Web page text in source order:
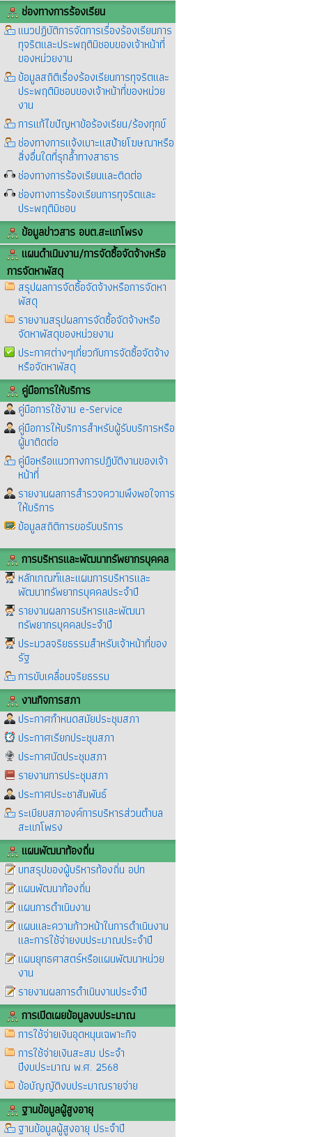
ช่องทางการร้องเรียน
แนวปฏิบัติการจัดการเรื่องร้องเรียนการ
ทุจริตและประพฤติมิชอบของเจ้าหน้าที่
ของหน่วยงาน
ข้อมูลสถิติเรื่องร้องเรียนการทุจริตและ
ประพฤติมิชอบของเจ้าหน้าที่ของหน่วย
งาน
การแก้ไขปัญหาข้อร้องเรียน/ร้องทุกข์
ช่องทางการแจ้งเบาะแสป้ายโฆษณาหรือ
สิ่งอื่นใดที่รุกล้ำทางสาธาร
ช่องทางการร้องเรียนและติดต่อ
ช่องทางการร้องเรียนการทุจริตและ
ประพฤติมิชอบ
ข้อมูลข่าวสาร อบต.สะแกโพรง
แผนดำเนินงาน/การจัดซื้อจัดจ้างหรือ
การจัดหาพัสดุ
สรุปผลการจัดซื้อจัดจ้างหรือการจัดหา
พัสดุ
รายงานสรุปผลการจัดซื้อจัดจ้างหรือ
จัดหาพัสดุของหน่วยงาน
ประกาศต่างๆเกี่ยวกับการจัดซื้อจัดจ้าง
หรือจัดหาพัสดุ
คู่มือการให้บริการ
คู่มือการใช้งาน e-Service
คู่มือการให้บริการสำหรับผู้รับบริการหรือ
ผู้มาติดต่อ
คู่มือหรือแนวทางการปฏิบัติงานของเจ้า
หน้าที่
รายงานผลการสำรวจความพึงพอใจการ
ให้บริการ
ข้อมูลสถิติการขอรับบริการ
การบริหารและพัฒนาทรัพยากรบุคคล
หลักเกณฑ์และแผนการบริหารและ
พัฒนาทรัพยากรบุคคลประจำปี
รายงานผลการบริหารและพัฒนา
ทรัพยากรบุคคลประจำปี
ประมวลจริยธรรมสำหรับเจ้าหน้าที่ของ
รัฐ
การขับเคลื่อนจริยธรรม
งานกิจการสภา
ประกาศกำหนดสมัยประชุมสภา
ประกาศเรียกประชุมสภา
ประกาศนัดประชุมสภา
รายงานการประชุมสภา
ประกาศประชาสัมพันธ์
ระเบียบสภาองค์การบริหารส่วนตำบล
สะแกโพรง
แผนพัฒนาท้องถิ่น
บทสรุปของผู้บริหารท้องถิ่น อปท
แผนพัฒนาท้องถิ่น
แผนการดำเนินงาน
แผนและความก้าวหน้าในการดำเนินงาน
และการใช้จ่ายงบประมาณประจำปี
แผนยุทธศาสตร์หรือแผนพัฒนาหน่วย
งาน
รายงานผลการดำเนินงานประจำปี
การเปิดเผยข้อมูลงบประมาณ
การใช้จ่ายเงินอุดหนุนเฉพาะกิจ
การใช้จ่ายเงินสะสม ประจำ
ปีงบประมาณ พ.ศ. 2568
ข้อบัญญัติงบประมาณรายจ่าย
ฐานข้อมูลผู้สูงอายุ
ฐานข้อมูลผู้สูงอายุ ประจำปี